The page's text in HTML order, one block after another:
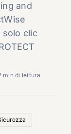
and
solo clic
min di lettura